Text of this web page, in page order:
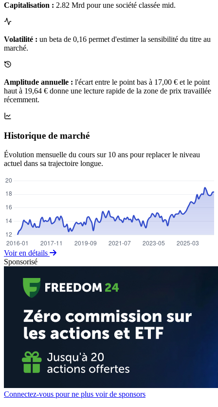
Capitalisation : 2.82 Mrd pour une société classée mid.
Volatilité : un beta de 0,16 permet d'estimer la sensibilité du titre au
marché.
Amplitude annuelle : l'écart entre le point bas à 17,00 € et le point
haut à 19,64 € donne une lecture rapide de la zone de prix travaillée
récemment.
Historique de marché
Évolution mensuelle du cours sur 10 ans pour replacer le niveau
actuel dans sa trajectoire longue.
Voir en détails
Sponsorisé
Connectez-vous pour ne plus voir de sponsors